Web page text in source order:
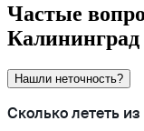
Частые
Нашли неточность?
Сколько лететь